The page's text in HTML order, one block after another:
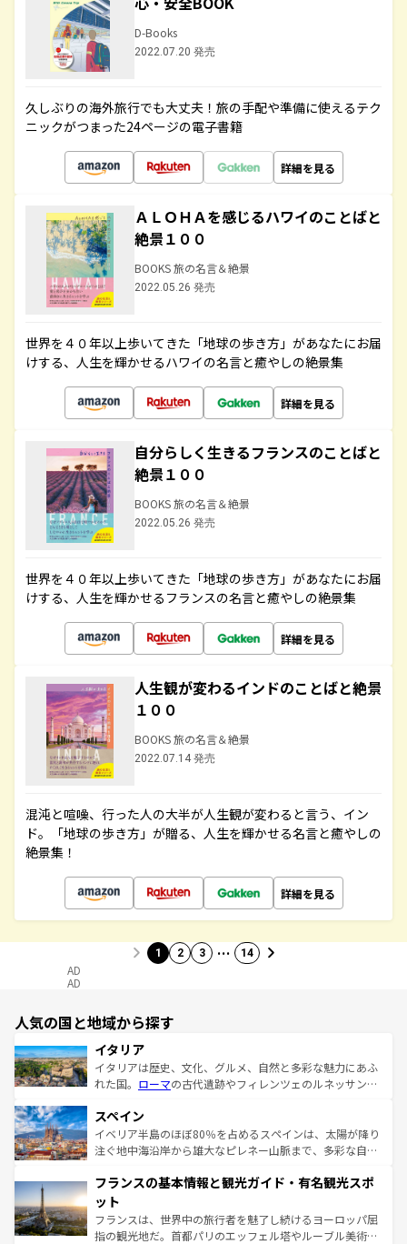
D-Books
2022.07.20 発売
久しぶりの海外旅行でも大丈夫！旅の手配や準備に使えるテク
ニックがつまった24ページの電子書籍
詳細を見る
ＡＬＯＨＡを感じるハワイのことばと
絶景１００
BOOKS 旅の名言＆絶景
2022.05.26 発売
世界を４０年以上歩いてきた「地球の歩き方」があなたにお届
けする、人生を輝かせるハワイの名言と癒やしの絶景集
詳細を見る
自分らしく生きるフランスのことばと
絶景１００
BOOKS 旅の名言＆絶景
2022.05.26 発売
世界を４０年以上歩いてきた「地球の歩き方」があなたにお届
けする、人生を輝かせるフランスの名言と癒やしの絶景集
詳細を見る
人生観が変わるインドのことばと絶景
１００
BOOKS 旅の名言＆絶景
2022.07.14 発売
混沌と喧噪、行った人の大半が人生観が変わると言う、イン
ド。「地球の歩き方」が贈る、人生を輝かせる名言と癒やしの
絶景集！
詳細を見る
1 2 3 … 14
AD
AD
人気の国と地域から探す
イタリア
イタリアは歴史、文化、グルメ、自然と多彩な魅力にあふ
れた国。 ローマの古代遺跡やフィレンツェのルネッサンス
ろん、トスカーナの美しい田園風景やアマルフィ海岸の絶
景など、自然景観も見逃せない。観光の合間には、本場の
ピザやパスタなど、絶品のイタリア料理を堪能することも
ませてくれるイタリアで、忘れられない旅をしてみよう！
なお、新着のイタリア情報は
しい。
スペイン
イベリア半島のほぼ80％を占めるスペインは、太陽が降り
注ぐ地中海沿岸から雄大なピレネー山脈まで、多彩な自然
文化が根付くこの国では、情熱的なフラメンコ、熱気あふ
れる闘牛、そして美味しいタパスが生活の一部となってい
る。首都マドリードの洗練された雰囲気や、バルセロナの
アートに溢れた街角から、地方では古代ローマ遺跡や中世
フランスの基本情報と観光ガイド・有名観光スポ
ット
フランスは、世界中の旅行者を魅了し続けるヨーロッパ屈
指の観光地だ。首都パリのエッフェル塔やルーブル美術館